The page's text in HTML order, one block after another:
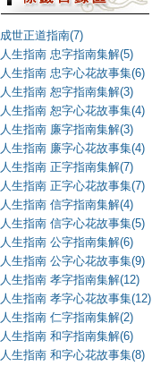
成世正道指南(7)
人生指南 忠字指南集解(5)
人生指南 忠字心花故事集(6)
人生指南 恕字指南集解(3)
人生指南 恕字心花故事集(4)
人生指南 廉字指南集解(3)
人生指南 廉字心花故事集(4)
人生指南 正字指南集解(7)
人生指南 正字心花故事集(7)
人生指南 信字指南集解(4)
人生指南 信字心花故事集(5)
人生指南 公字指南集解(6)
人生指南 公字心花故事集(9)
人生指南 孝字指南集解(12)
人生指南 孝字心花故事集(12)
人生指南 仁字指南集解(2)
人生指南 和字指南集解(6)
人生指南 和字心花故事集(8)